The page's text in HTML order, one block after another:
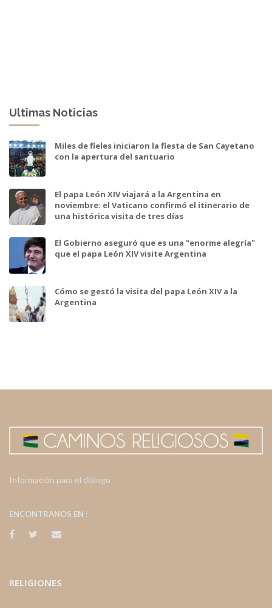
Ultimas Noticias
Miles de fieles iniciaron la fiesta de San Cayetano
con la apertura del santuario
El papa León XIV viajará a la Argentina en
noviembre: el Vaticano confirmó el itinerario de
una histórica visita de tres días
El Gobierno aseguró que es una "enorme alegría"
que el papa León XIV visite Argentina
Cómo se gestó la visita del papa León XIV a la
Argentina
Información para el diálogo
ENCONTRANOS EN :
RELIGIONES